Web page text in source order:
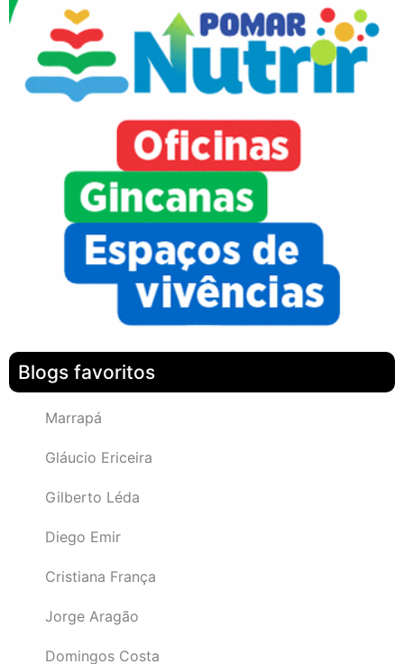
Blogs favoritos
Marrapá
Gláucio Ericeira
Gilberto Léda
Diego Emir
Cristiana França
Jorge Aragão
Domingos Costa